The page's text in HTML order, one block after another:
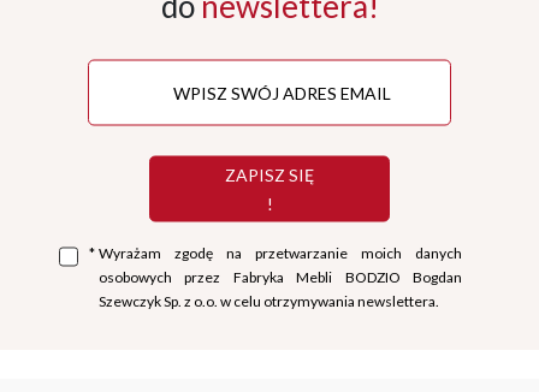
ZAPISZ SIĘ
!
* Wyrażam zgodę na przetwarzanie moich danych
osobowych przez Fabryka Mebli BODZIO Bogdan
Szewczyk Sp. z o.o. w celu otrzymywania newslettera.